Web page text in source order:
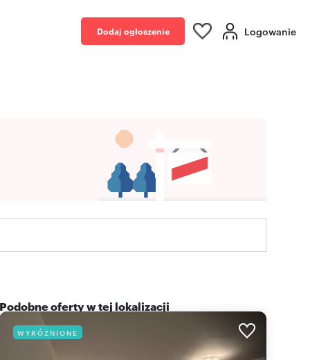
Dodaj ogłoszenie Logowanie
Podobne oferty w tej lokalizacji
WYRÓŻNIONE